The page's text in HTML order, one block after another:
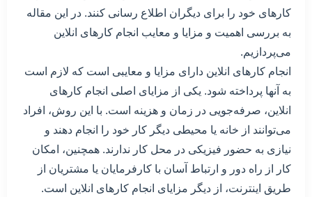
کارهای خود را برای دیگران اطلاع رسانی کنند. در این مقاله
به بررسی اهمیت و مزایا و معایب انجام کارهای انلاین
می‌پردازیم.
انجام کارهای انلاین دارای مزایا و معایبی است که لازم است
به آنها پرداخته شود. یکی از مزایای اصلی انجام کارهای
انلاین، صرفه‌جویی در زمان و هزینه است. با این روش، افراد
می‌توانند از خانه یا محیطی دیگر کار خود را انجام دهند و
نیازی به حضور فیزیکی در محل کار ندارند. همچنین، امکان
کار از راه دور و ارتباط آسان با کارفرمایان یا مشتریان از
طریق اینترنت، از دیگر مزایای انجام کارهای انلاین است.